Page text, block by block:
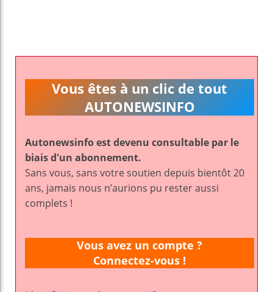
Vous êtes à un clic de tout
AUTONEWSINFO
Autonewsinfo est devenu consultable par le
biais d'un abonnement.
Sans vous, sans votre soutien depuis bientôt 20
ans, jamais nous n’aurions pu rester aussi
complets !
Vous avez un compte ?
Connectez-vous !